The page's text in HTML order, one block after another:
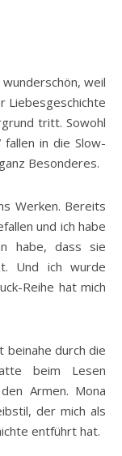
weil
Liebesgeschichte
tritt. Sowohl
fallen in die Slow-
Besonderes.
Werken. Bereits
und ich habe
habe, dass sie
Und ich wurde
Reihe hat mich
beinahe durch die
beim Lesen
Armen. Mona
der mich als
entführt hat.